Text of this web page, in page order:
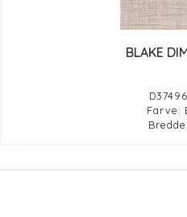
BLAKE
Farve: